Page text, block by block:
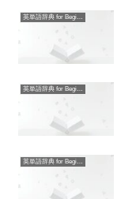
英単語辞典 for Beginners
英単語辞典 for Beginners
英単語辞典 for Beginners